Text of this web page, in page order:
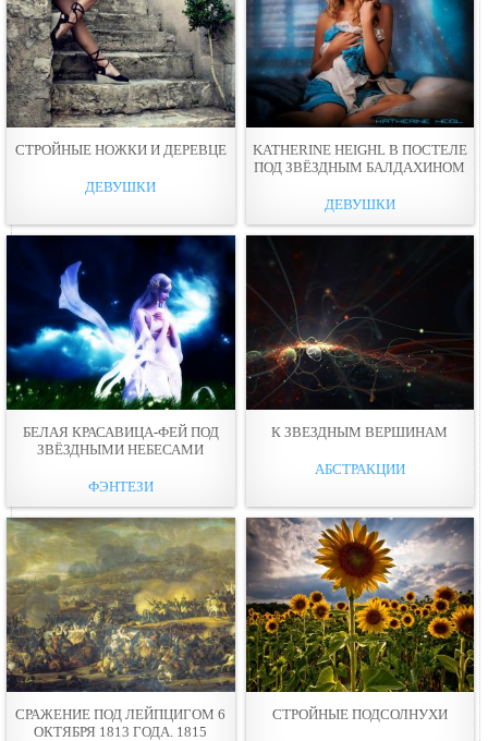
СТРОЙНЫЕ НОЖКИ И ДЕРЕВЦЕ
ДЕВУШКИ
KATHERINE HEIGHL В ПОСТЕЛЕ
ПОД ЗВЁЗДНЫМ БАЛДАХИНОМ
ДЕВУШКИ
БЕЛАЯ КРАСАВИЦА-ФЕЙ ПОД
ЗВЁЗДНЫМИ НЕБЕСАМИ
ФЭНТЕЗИ
К ЗВЕЗДНЫМ ВЕРШИНАМ
АБСТРАКЦИИ
СРАЖЕНИЕ ПОД ЛЕЙПЦИГОМ 6
ОКТЯБРЯ 1813 ГОДА. 1815
СТРОЙНЫЕ ПОДСОЛНУХИ